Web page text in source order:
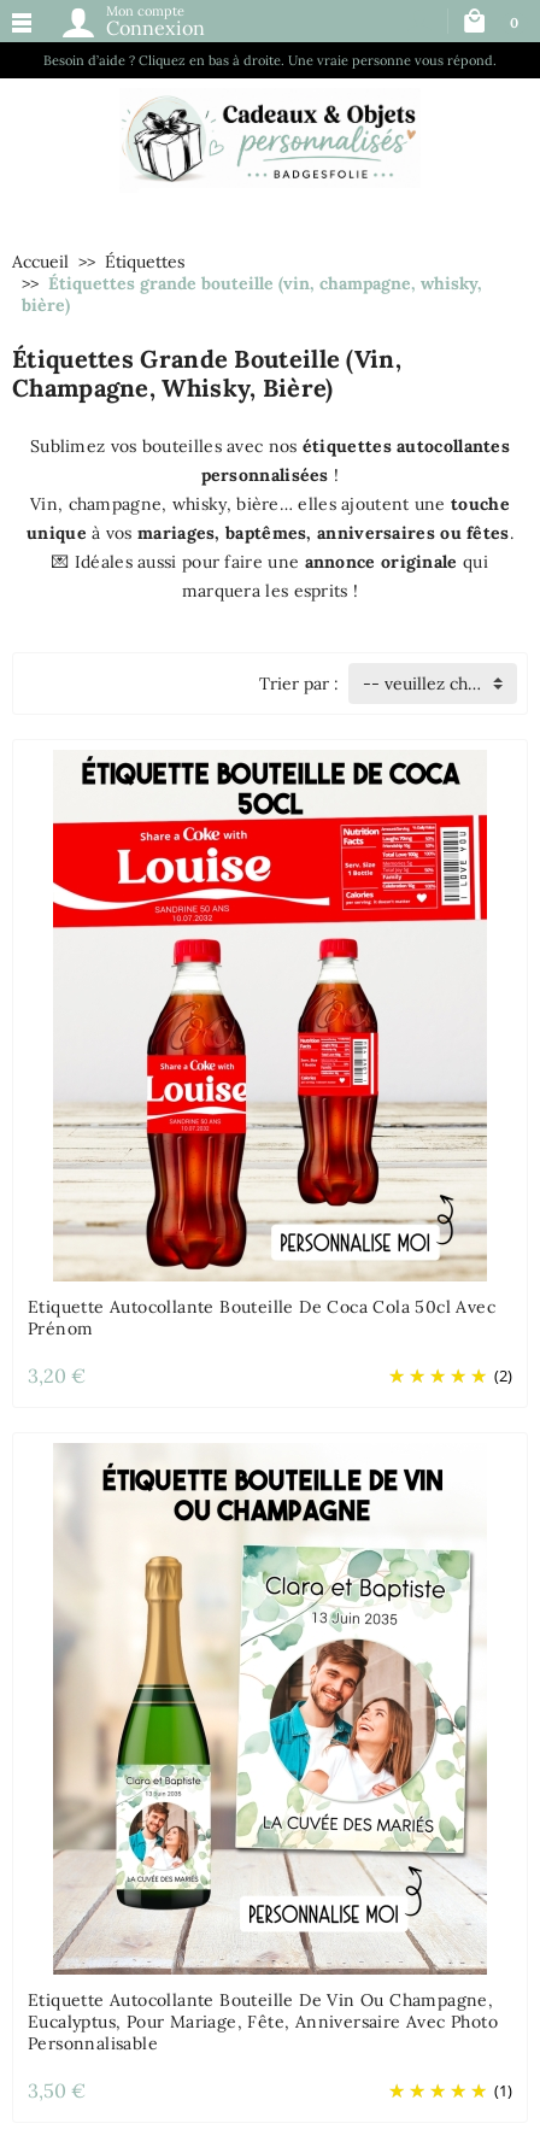
Besoin d’aide ? Cliquez en bas à droite. Une vraie personne vous répond.
Mon compte
Connexion 0
Accueil
Étiquettes
Étiquettes grande bouteille (vin, champagne, whisky,
bière)
Étiquettes Grande Bouteille (vin,
Champagne, Whisky, Bière)
Sublimez vos bouteilles avec nos étiquettes autocollantes
personnalisées !
Vin, champagne, whisky, bière… elles ajoutent unetouche
unique à vos mariages, baptêmes, anniversaires ou fêtes.
💌 Idéales aussi pour faire une annonce originale qui
marquera les esprits !
Trier par : -- veuillez choisir --
Etiquette Autocollante Bouteille De Coca Cola 50cl Avec
Prénom
(2)
3,20 €
Etiquette Autocollante Bouteille De Vin Ou Champagne,
Eucalyptus, Pour Mariage, Fête, Anniversaire Avec Photo
Personnalisable
(1)
3,50 €